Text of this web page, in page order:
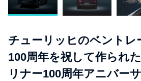
チューリッヒのベントレ
100周年を祝して作られ
リナー100周年アニバー